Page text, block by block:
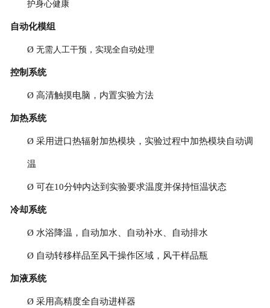
护身心健康
自动化模组
Ø 无需人工干预，实现全自动处理
控制系统
Ø 高清触摸电脑，内置实验方法
加热系统
Ø 采用进口热辐射加热模块，实验过程中加热模块自动调
温
Ø 可在10分钟内达到实验要求温度并保持恒温状态
冷却系统
Ø 水浴降温，自动加水、自动补水、自动排水
Ø 自动转移样品至风干操作区域，风干样品瓶
加液系统
Ø 采用高精度全自动进样器